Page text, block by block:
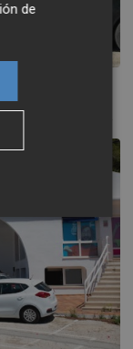
de firmas
de Xàbia
de